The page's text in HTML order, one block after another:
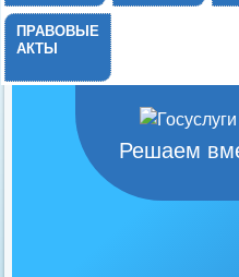
ПРАВОВЫЕ
АКТЫ
Решаем